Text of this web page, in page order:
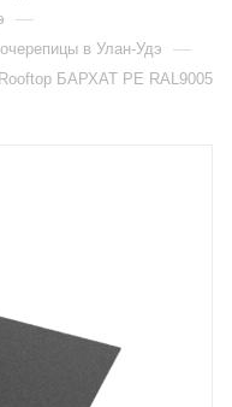
—
в Улан-Удэ —
БАРХАТ PE RAL9005